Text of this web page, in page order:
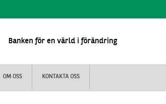
Banken för en värld i förändring
OM OSS KONTAKTA OSS